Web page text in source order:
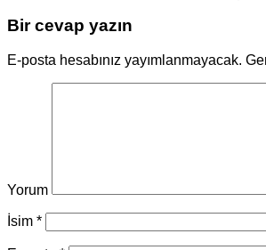
Bir cevap yazın
E-posta hesabınız yayımlanmayacak.
Yorum
İsim *